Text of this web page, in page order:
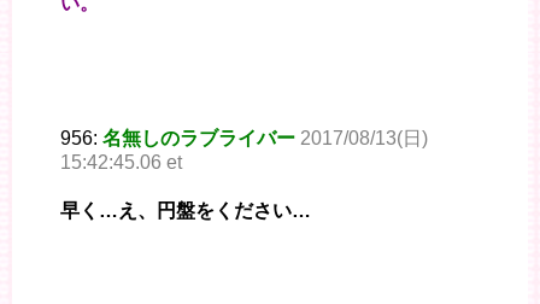
956: 名無しのラブライバー 2017/08/13(日)
15:42:45.06 et
早く…え、円盤をください…